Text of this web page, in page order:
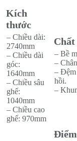
Kích
thước
– Chiều dài:
2740mm
– Chiều dài
góc:
1640mm
– Chiều sâu
ghế:
1040mm
– Chiều cao
ghế: 970mm
– Bề
–
– Đệm
hồi.
–